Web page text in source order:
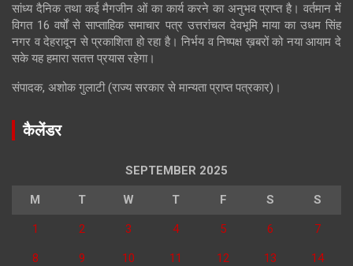
सांध्य दैनिक तथा कई मैगजीन ओं का कार्य करने का अनुभव प्राप्त है। वर्तमान में
विगत 16 वर्षों से साप्ताहिक समाचार पत्र उत्तरांचल देवभूमि माया का उधम सिंह
नगर व देहरादून से प्रकाशिता हो रहा है। निर्भय व निष्पक्ष ख़बरों को नया आयाम दे
सके यह हमारा सतत्त प्रयास रहेगा।
संपादक, अशोक गुलाटी (राज्य सरकार से मान्यता प्राप्त पत्रकार)।
कैलेंडर
SEPTEMBER 2025
M T W T F S S
1 2 3 4 5 6 7
8 9 10 11 12 13 14